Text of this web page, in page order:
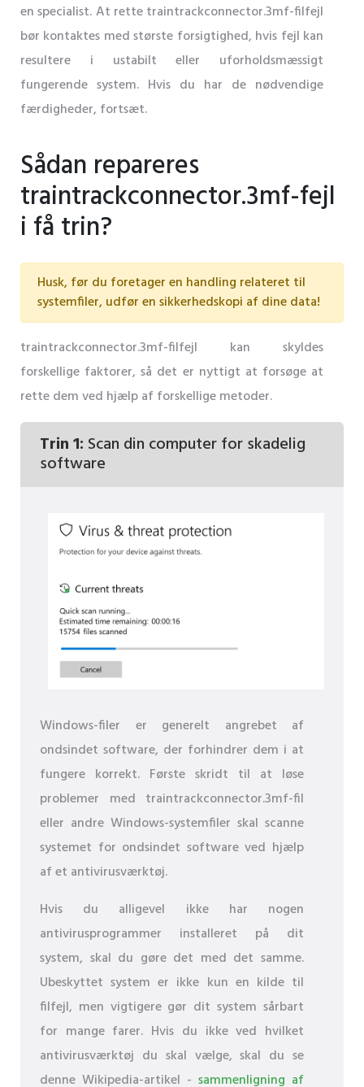
en specialist. At rette traintrackconnector.3mf-filfejl
bør kontaktes med største forsigtighed, hvis fejl kan
resultere i ustabilt eller uforholdsmæssigt
fungerende system. Hvis du har de nødvendige
færdigheder, fortsæt.
Sådan repareres
traintrackconnector.3mf-fejl
i få trin?
Husk, før du foretager en handling relateret til
systemfiler, udfør en sikkerhedskopi af dine data!
traintrackconnector.3mf-filfejl kan skyldes
forskellige faktorer, så det er nyttigt at forsøge at
rette dem ved hjælp af forskellige metoder.
Trin 1: Scan din computer for skadelig
software
Windows-filer er generelt angrebet af
ondsindet software, der forhindrer dem i at
fungere korrekt. Første skridt til at løse
problemer med traintrackconnector.3mf-fil
eller andre Windows-systemfiler skal scanne
systemet for ondsindet software ved hjælp
af et antivirusværktøj.
Hvis du alligevel ikke har nogen
antivirusprogrammer installeret på dit
system, skal du gøre det med det samme.
Ubeskyttet system er ikke kun en kilde til
filfejl, men vigtigere gør dit system sårbart
for mange farer. Hvis du ikke ved hvilket
antivirusværktøj du skal vælge, skal du se
denne Wikipedia-artikel - sammenligning af